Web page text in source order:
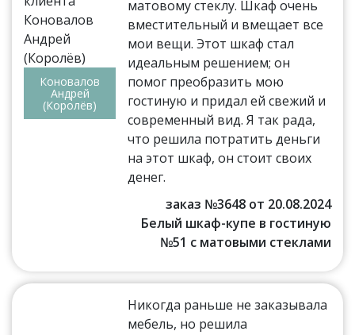
Коновалов
Андрей
(Королёв)
матовому стеклу. Шкаф очень
вместительный и вмещает все
мои вещи. Этот шкаф стал
идеальным решением; он
помог преобразить мою
гостиную и придал ей свежий и
современный вид. Я так рада,
что решила потратить деньги
на этот шкаф, он стоит своих
денег.
заказ №3648 от 20.08.2024
Белый шкаф-купе в гостиную
№51 с матовыми стеклами
Никогда раньше не заказывала
мебель, но решила